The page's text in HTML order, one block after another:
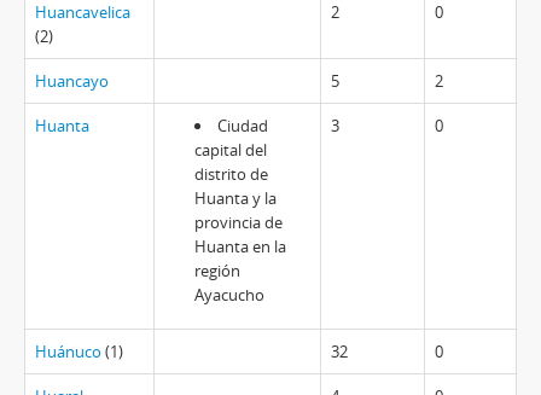
Huancavelica
(2)
2 0
Huancayo 5 2
Huanta
Ciudad
capital del
distrito de
Huanta y la
provincia de
Huanta en la
región
Ayacucho
3 0
Huánuco (1) 32 0